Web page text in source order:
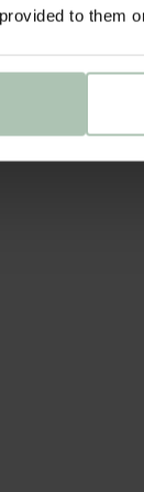
to them